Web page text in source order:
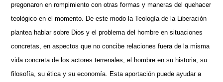
pregonaron en rompimiento con otras formas y maneras del quehacer
teológico en el momento. De este modo la Teología de la Liberación
plantea hablar sobre Dios y el problema del hombre en situaciones
concretas, en aspectos que no concibe relaciones fuera de la misma
vida concreta de los actores terrenales, el hombre en su historia, su
filosofía, su ética y su economía. Esta aportación puede ayudar a